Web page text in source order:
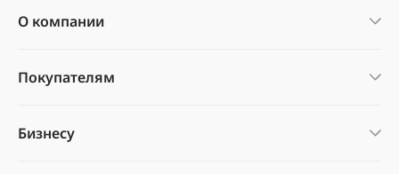
О компании
Покупателям
Бизнесу